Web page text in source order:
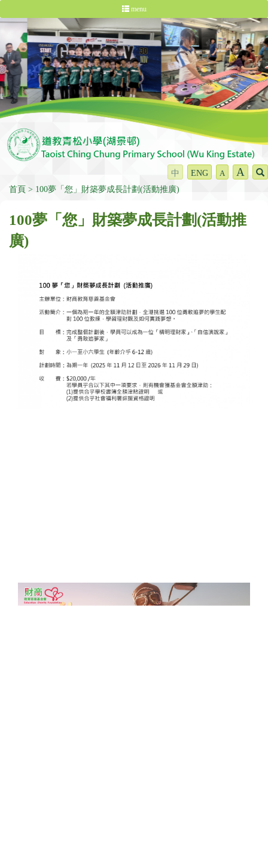
menu
中 ENG A A
首頁 100夢「您」財築夢成長計劃(活動推廣)
100夢「您」財築夢成長計劃(活動推
廣)